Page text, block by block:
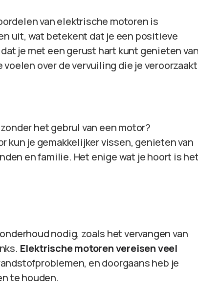
van elektrische motoren is
uit, wat betekent dat je een positieve
je met een gerust hart kunt genieten van
over de vervuiling die je
het gebrul van een motor?
kun je gemakkelijker vissen, genieten van
en familie. Het enige wat je hoort is het
nodig, zoals het vervangen van
Elektrische motoren vereisen veel
en doorgaans heb je
te houden.